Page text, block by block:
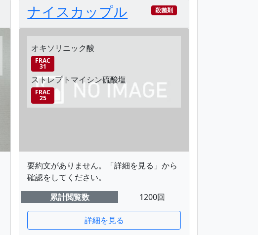
ナイスカップル 殺菌剤
オキソリニック酸
FRAC
31
ストレプトマイシン硫酸塩
FRAC
25
要約文がありません。「詳細を見る」から
確認をしてください。
累計閲覧数
1200回
詳細を見る